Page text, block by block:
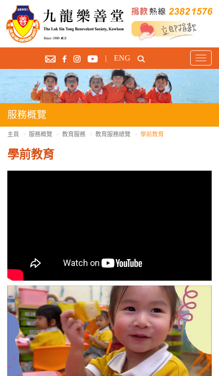
T
o
l
| ENG
服務概覽
主頁 服務概覽 教育服務 教育服務總覽 學前教育
學前教育